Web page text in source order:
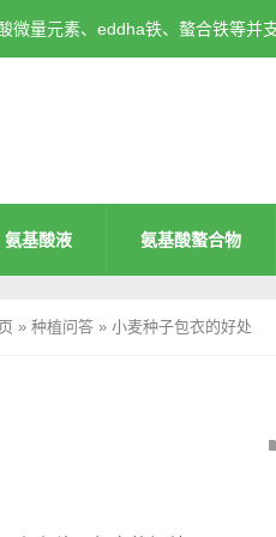
量元素、eddha铁、螯合铁等并
氨基酸液 氨基酸螯合物
» 种植问答 » 小麦种子包衣的好处